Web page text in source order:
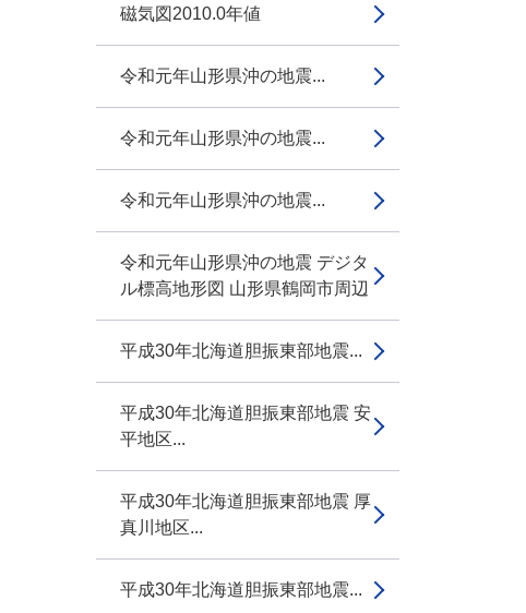
磁気図2010.0年値
令和元年山形県沖の地震...
令和元年山形県沖の地震...
令和元年山形県沖の地震...
令和元年山形県沖の地震 デジタ
ル標高地形図 山形県鶴岡市周辺
平成30年北海道胆振東部地震...
平成30年北海道胆振東部地震 安
平地区...
平成30年北海道胆振東部地震 厚
真川地区...
平成30年北海道胆振東部地震...